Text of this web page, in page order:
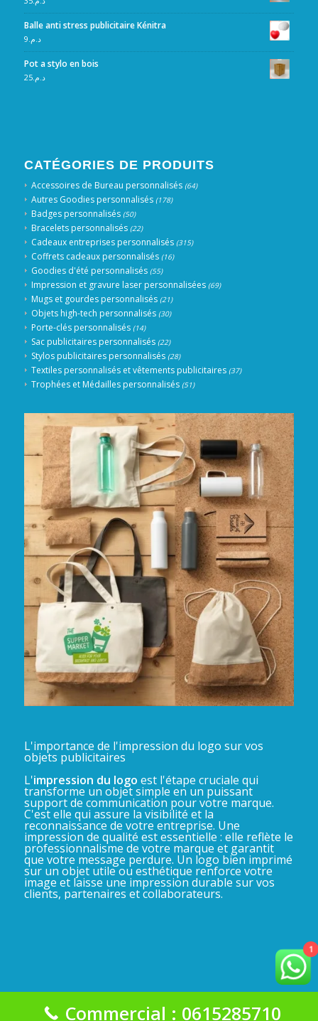
Balle anti stress publicitaire Kénitra
د.م. 9
Pot a stylo en bois
د.م.25
CATÉGORIES DE PRODUITS
Accessoires de Bureau personnalisés (64)
Autres Goodies personnalisés (178)
Badges personnalisés (50)
Bracelets personnalisés (22)
Cadeaux entreprises personnalisés (315)
Coffrets cadeaux personnalisés (16)
Goodies d'été personnalisés (55)
Impression et gravure laser personnalisées (69)
Mugs et gourdes personnalisés (21)
Objets high-tech personnalisés (30)
Porte-clés personnalisés (14)
Sac publicitaires personnalisés (22)
Stylos publicitaires personnalisés (28)
Textiles personnalisés et vêtements publicitaires (37)
Trophées et Médailles personnalisés (51)
L'importance de l'impression du logo sur vos
objets publicitaires
L'impression du logo est l'étape cruciale qui
transforme un objet simple en un puissant
support de communication pour votre marque.
C'est elle qui assure la visibilité et la
reconnaissance de votre entreprise. Une
impression de qualité est essentielle : elle reflète le
professionnalisme de votre marque et garantit
que votre message perdure. Un logo bien imprimé
sur un objet utile ou esthétique renforce votre
image et laisse une impression durable sur vos
clients, partenaires et collaborateurs.
La Gadgeterie 2025©
1
Commercial : 0615285710